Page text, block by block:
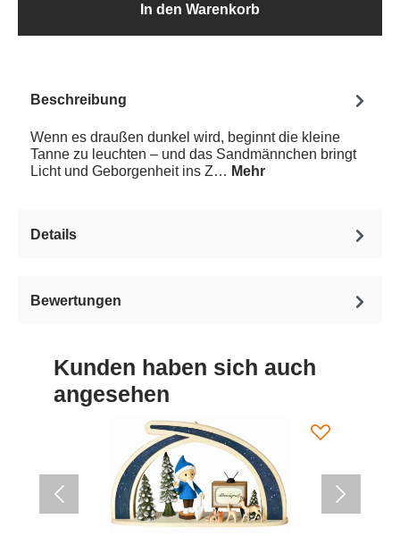
In den Warenkorb
Beschreibung
Wenn es draußen dunkel wird, beginnt die kleine
Tanne zu leuchten – und das Sandmännchen bringt
Licht und Geborgenheit ins Z… Mehr
Details
Bewertungen
Kunden haben sich auch
angesehen